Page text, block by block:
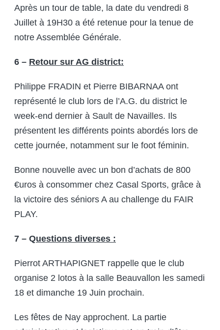
Après un tour de table, la date du vendredi 8
Juillet à 19H30 a été retenue pour la tenue de
notre Assemblée Générale.
6 – Retour sur AG district:
Philippe FRADIN et Pierre BIBARNAA ont
représenté le club lors de l’A.G. du district le
week-end dernier à Sault de Navailles. Ils
présentent les différents points abordés lors de
cette journée, notamment sur le foot féminin.
Bonne nouvelle avec un bon d’achats de 800
€uros à consommer chez Casal Sports, grâce à
la victoire des séniors A au challenge du FAIR
PLAY.
7 – Questions diverses :
Pierrot ARTHAPIGNET rappelle que le club
organise 2 lotos à la salle Beauvallon les samedi
18 et dimanche 19 Juin prochain.
Les fêtes de Nay approchent. La partie